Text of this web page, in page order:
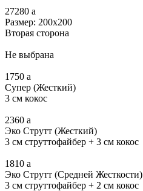
27280 a
Размер: 200х200
Вторая сторона
Не выбрана
1750 a
Супер (Жесткий)
3 см кокос
2360 a
Эко Струтт (Жесткий)
3 см струттофайбер + 3 см кокос
1810 a
Эко Струтт (Средней Жесткости)
3 см струттофайбер + 2 см кокос